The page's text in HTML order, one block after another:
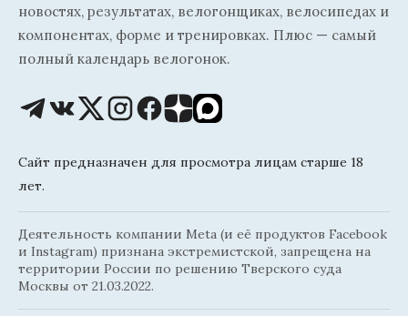
новостях, результатах, велогонщиках, велосипедах и
компонентах, форме и тренировках. Плюс — самый
полный календарь велогонок.
Сайт предназначен для просмотра лицам старше 18
лет.
Деятельность компании Meta (и её продуктов Facebook
и Instagram) признана экстремистской, запрещена на
территории России по решению Тверского суда
Москвы от 21.03.2022.